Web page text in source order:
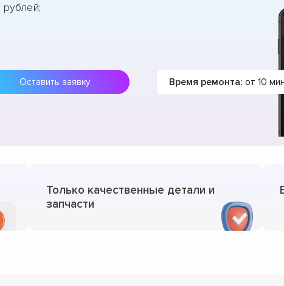
Оставить заявку Время ремонта: от 10
Только качественные детали и
запчасти